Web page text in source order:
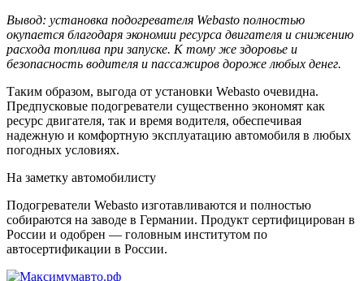
Вывод: установка подогревателя Webasto полностью
окупается благодаря экономии ресурса двигателя и снижению
расхода топлива при запуске. К тому же здоровье и
безопасность водителя и пассажиров дороже любых денег.
Таким образом, выгода от установки Webasto очевидна.
Предпусковые подогреватели существенно экономят как
ресурс двигателя, так и время водителя, обеспечивая
надежную и комфортную эксплуатацию автомобиля в любых
погодных условиях.
На заметку автомобилисту
Подогреватели Webasto изготавливаются и полностью
собираются на заводе в Германии. Продукт сертифицирован в
России и одобрен — головным институтом по
автосертификации в России.